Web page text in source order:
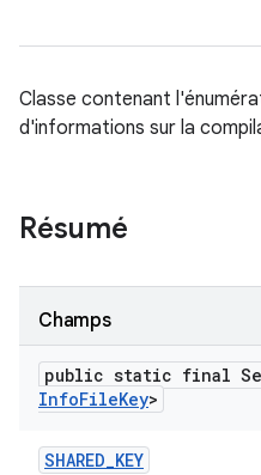
Classe contenant
d'informations sur la
Résumé
Champs
public static final
InfoFileKey>
SHARED_KEY